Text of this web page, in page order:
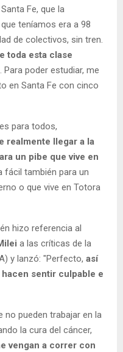
Fe, que la
teníamos era a 98
de colectivos, sin tren.
toda esta clase
. Para poder estudiar, me
en Santa Fe con cinco
para todos,
realmente llegar a la
un pibe que vive en
fácil también para un
o que vive en Totora
hizo referencia al
a las críticas de la
y lanzó: "Perfecto, así
sentir culpable e
no pueden trabajar en la
la cura del cáncer,
vengan a correr con